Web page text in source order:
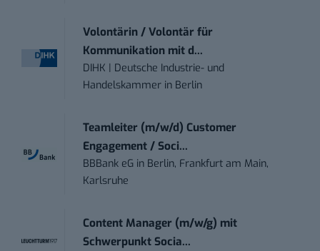
Volontärin / Volontär für
Kommunikation mit d...
DIHK | Deutsche Industrie- und
Handelskammer in Berlin
Teamleiter (m/w/d) Customer
Engagement / Soci...
BBBank eG in Berlin, Frankfurt am Main,
Karlsruhe
Content Manager (m/w/g) mit
Schwerpunkt Socia...